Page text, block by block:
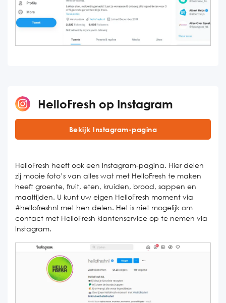
HelloFresh op Instagram
Bekijk Instagram-pagina
HelloFresh heeft ook een Instagram-pagina. Hier delen
zij mooie foto’s van alles wat met HelloFresh te maken
heeft groente, fruit, eten, kruiden, brood, sappen en
maaltijden. U kunt uw eigen HelloFresh moment via
#hellofreshnl met hen delen. Het is niet mogelijk om
contact met HelloFresh klantenservice op te nemen via
Instagram.